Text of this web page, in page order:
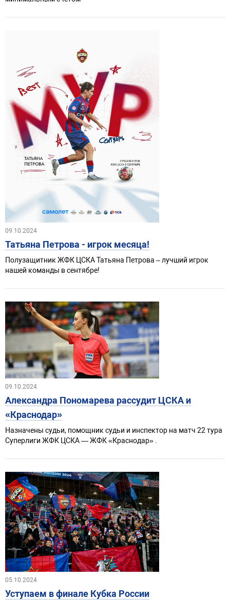
09.10.2024
Татьяна Петрова - игрок месяца!
Полузащитник ЖФК ЦСКА Татьяна Петрова – лучший игрок
нашей команды в сентябре!
09.10.2024
Александра Пономарева рассудит ЦСКА и
«Краснодар»
Назначены судьи, помощник судьи и инспектор на матч 22 тура
Суперлиги ЖФК ЦСКА — ЖФК «Краснодар» .
05.10.2024
Уступаем в финале Кубка России